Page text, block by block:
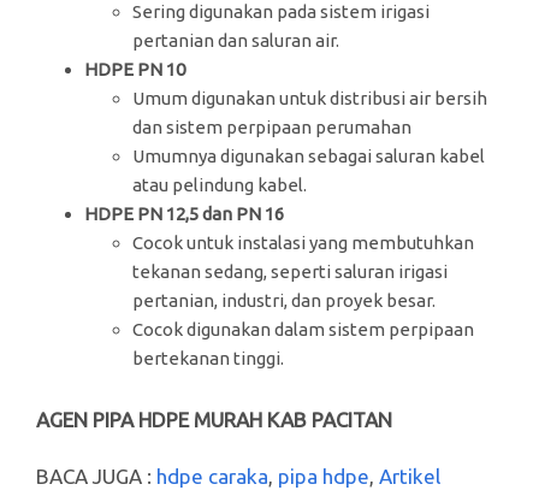
Sering digunakan pada sistem irigasi
pertanian dan saluran air.
HDPE PN 10
Umum digunakan untuk distribusi air bersih
dan sistem perpipaan perumahan
Umumnya digunakan sebagai saluran kabel
atau pelindung kabel.
HDPE PN 12,5 dan PN 16
Cocok untuk instalasi yang membutuhkan
tekanan sedang, seperti saluran irigasi
pertanian, industri, dan proyek besar.
Cocok digunakan dalam sistem perpipaan
bertekanan tinggi.
AGEN PIPA HDPE MURAH KAB PACITAN
BACA JUGA : hdpe caraka, pipa hdpe, Artikel